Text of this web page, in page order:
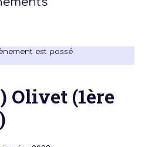
est passé
Olivet (1ère